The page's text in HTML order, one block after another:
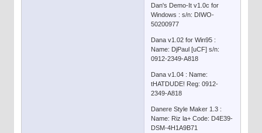
Dan's Demo-It v1.0c for
Windows : s/n: DIWO-
50200977
Dana v1.02 for Win95 :
Name: DjPaul [uCF] s/n:
0912-2349-A818
Dana v1.04 : Name:
tHATDUDE! Reg: 0912-
2349-A818
Danere Style Maker 1.3 :
Name: Riz la+ Code: D4E39-
DSM-4H1A9B71